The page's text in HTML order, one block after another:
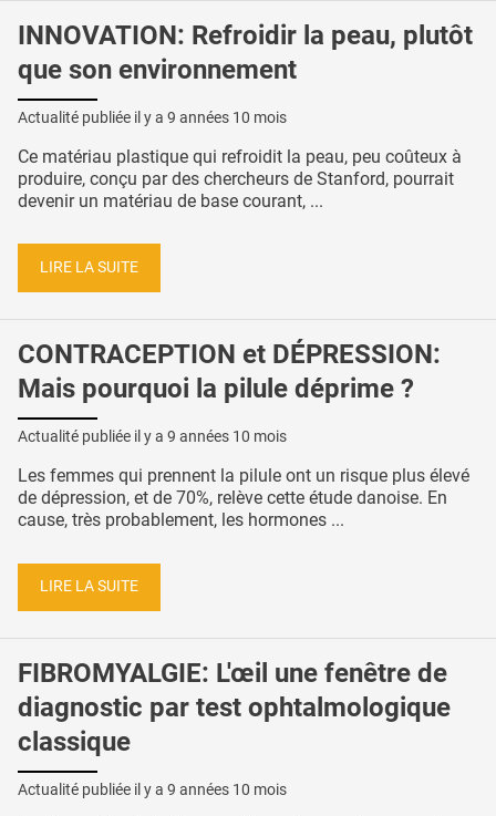
INNOVATION: Refroidir la peau, plutôt
que son environnement
Actualité publiée il y a 9 années 10 mois
Ce matériau plastique qui refroidit la peau, peu coûteux à
produire, conçu par des chercheurs de Stanford, pourrait
devenir un matériau de base courant, ...
LIRE LA SUITE
CONTRACEPTION et DÉPRESSION:
Mais pourquoi la pilule déprime ?
Actualité publiée il y a 9 années 10 mois
Les femmes qui prennent la pilule ont un risque plus élevé
de dépression, et de 70%, relève cette étude danoise. En
cause, très probablement, les hormones ...
LIRE LA SUITE
FIBROMYALGIE: L'œil une fenêtre de
diagnostic par test ophtalmologique
classique
Actualité publiée il y a 9 années 10 mois